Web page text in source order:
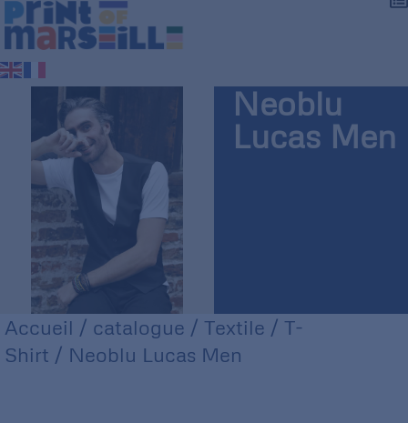
Neoblu
Lucas Men
Accueil / catalogue / Textile / T-
Shirt / Neoblu Lucas Men